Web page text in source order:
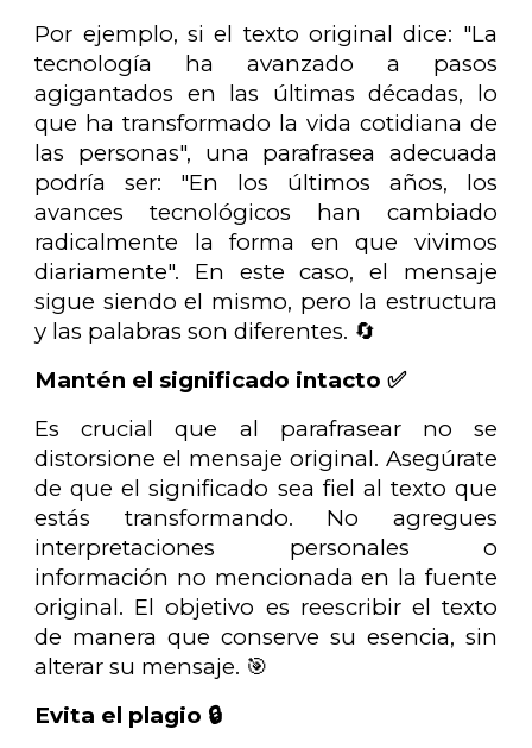
Por ejemplo, si el texto original dice: "La
tecnología ha avanzado a pasos
agigantados en las últimas décadas, lo
que ha transformado la vida cotidiana de
las personas", una parafrasea adecuada
podría ser: "En los últimos años, los
avances tecnológicos han cambiado
radicalmente la forma en que vivimos
diariamente". En este caso, el mensaje
sigue siendo el mismo, pero la estructura
y las palabras son diferentes. 🔄
Mantén el significado intacto ✅
Es crucial que al parafrasear no se
distorsione el mensaje original. Asegúrate
de que el significado sea fiel al texto que
estás transformando. No agregues
interpretaciones personales o
información no mencionada en la fuente
original. El objetivo es reescribir el texto
de manera que conserve su esencia, sin
alterar su mensaje. 🎯
Evita el plagio 🔒